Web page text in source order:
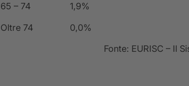
65 – 74 1,9%
Oltre 74 0,0%
Fonte: EURISC – Il